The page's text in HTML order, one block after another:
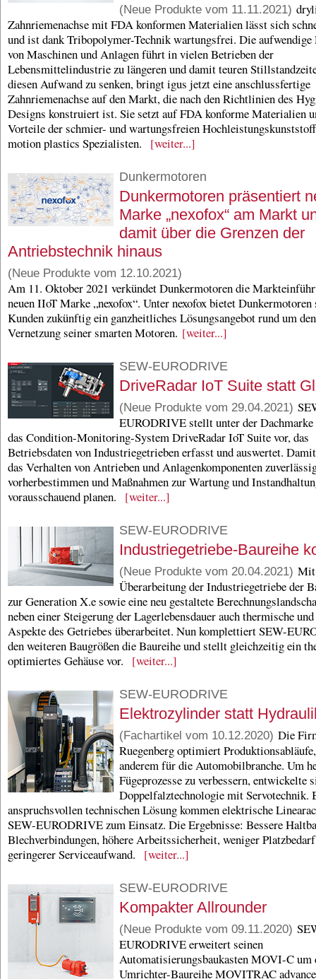
(Neue Produkte vom 11.11.2021)
Zahnriemenachse mit FDA konformen Materialien lässt sich
und ist dank Tribopolymer-Technik wartungsfrei. Die aufwendige
von Maschinen und Anlagen führt in vielen Betrieben der
Lebensmittelindustrie zu längeren und damit teuren
diesen Aufwand zu senken, bringt igus jetzt eine anschlussfertige
Zahnriemenachse auf den Markt, die nach den Richtlinien des
Designs konstruiert ist. Sie setzt auf FDA konforme Materialien
Vorteile der schmier- und wartungsfreien
motion plastics Spezialisten. [weiter...]
Dunkermotoren
Dunkermotoren präsentiert
Marke „nexofox“ am Markt
damit über die Grenzen der
Antriebstechnik hinaus
(Neue Produkte vom 12.10.2021)
Am 11. Oktober 2021 verkündet Dunkermotoren die
neuen IIoT Marke „nexofox“. Unter nexofox bietet Dunkermotoren
Kunden zukünftig ein ganzheitliches Lösungsangebot rund um
Vernetzung seiner smarten Motoren. [weiter...]
SEW-EURODRIVE
DriveRadar IoT Suite statt
(Neue Produkte vom 29.04.2021)
EURODRIVE stellt unter der
das Condition-Monitoring-System DriveRadar IoT Suite vor, das
Betriebsdaten von Industriegetrieben erfasst und auswertet.
das Verhalten von Antrieben und Anlagenkomponenten
vorherbestimmen und Maßnahmen zur Wartung und
vorausschauend planen. [weiter...]
SEW-EURODRIVE
Industriegetriebe-Baureihe
(Neue Produkte vom 20.04.2021) Mit
Überarbeitung der Industriegetriebe der
zur Generation X.e sowie eine neu gestaltete
neben einer Steigerung der Lagerlebensdauer auch thermische
Aspekte des Getriebes überarbeitet. Nun komplettiert SEW-
den weiteren Baugrößen die Baureihe und stellt gleichzeitig ein
optimiertes Gehäuse vor. [weiter...]
SEW-EURODRIVE
Elektrozylinder statt
(Fachartikel vom 10.12.2020) Die
Ruegenberg optimiert
anderem für die Automobilbranche. Um
Fügeprozesse zu verbessern, entwickelte
Doppelfalztechnologie mit Servotechnik.
anspruchsvollen technischen Lösung kommen elektrische
SEW-EURODRIVE zum Einsatz. Die Ergebnisse: Bessere
Blechverbindungen, höhere Arbeitssicherheit, weniger
geringerer Serviceaufwand. [weiter...]
SEW-EURODRIVE
Kompakter Allrounder
(Neue Produkte vom 09.11.2020)
EURODRIVE erweitert seinen
Automatisierungsbaukasten MOVI-C um
Umrichter-Baureihe MOVITRAC